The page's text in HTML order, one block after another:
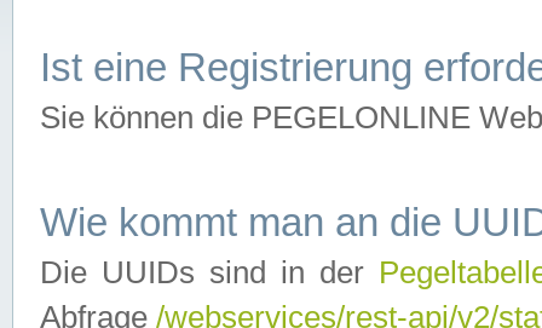
Ist eine Registrierung
Sie können die PEGELONLINE
Wie kommt man an die
Die UUIDs sind in der
Abfrage /webservices/rest-api/v2/